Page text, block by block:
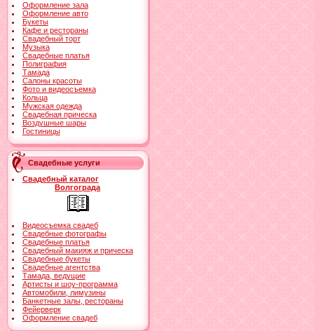
Оформление зала
Оформление авто
Букеты
Кафе и рестораны
Свадебный торт
Музыка
Свадебные платья
Полиграфия
Тамада
Салоны красоты
Фото и видеосъемка
Кольца
Мужская одежда
Свадебная прическа
Воздушные шары
Гостиницы
Свадебные услуги
Свадебный каталог
Волгограда
Видеосъемка свадеб
Свадебные фотографы
Свадебные платья
Свадебный макияж и прическа
Свадебные букеты
Свадебные агентства
Тамада, ведущие
Артисты и шоу-программа
Автомобили, лимузины
Банкетные залы, рестораны
Фейерверк
Оформление свадеб